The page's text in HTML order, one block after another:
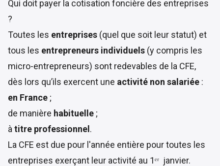
Qui doit payer la cotisation foncière des entreprises
?
Toutes les entreprises (quel que soit leur statut) et
tous les entrepreneurs individuels (y compris les
micro-entrepreneurs) sont redevables de la CFE,
dès lors qu’ils exercent une activité non salariée :
en France ;
de manière habituelle ;
à titre professionnel .
La CFE est due pour l'année entière pour toutes les
entreprises exerçant leur activité au 1ᵉʳ janvier.